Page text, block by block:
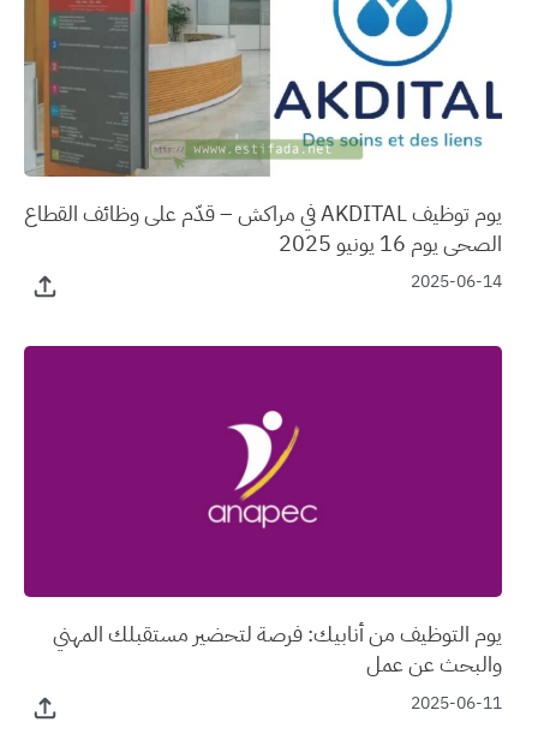
يوم توظيف AKDITAL في مراكش – قدّم على وظائف القطاع
الصحي يوم 16 يونيو 2025
2025-06-14
يوم التوظيف من أنابيك: فرصة لتحضير مستقبلك المهني
والبحث عن عمل
2025-06-11